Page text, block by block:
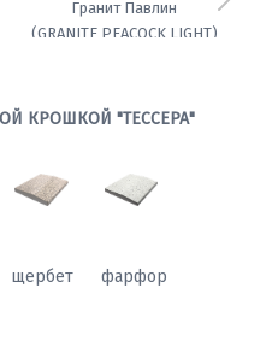
Гранит Павлин
(GRANITE PEACOCK LIGHT)
КРОШКОЙ "ТЕССЕРА"
щербет фарфор